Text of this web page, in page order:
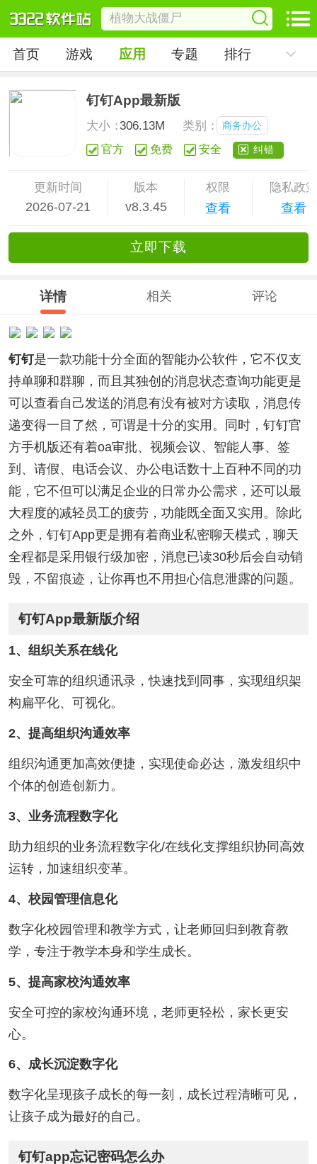
首页 游戏 应用 专题 排行
钉钉App最新版
大小：306.13M 类别： 商务办公
官方 免费 安全 纠错
更新时间
2026-07-21
版本
v8.3.45
权限
查看
隐私政
查看
立即下载
详情 相关 评论
钉钉是一款功能十分全面的智能办公软件，它不仅支
持单聊和群聊，而且其独创的消息状态查询功能更是
可以查看自己发送的消息有没有被对方读取，消息传
递变得一目了然，可谓是十分的实用。同时，钉钉官
方手机版还有着oa审批、视频会议、智能人事、签
到、请假、电话会议、办公电话数十上百种不同的功
能，它不但可以满足企业的日常办公需求，还可以最
大程度的减轻员工的疲劳，功能既全面又实用。除此
之外，钉钉App更是拥有着商业私密聊天模式，聊天
全程都是采用银行级加密，消息已读30秒后会自动销
毁，不留痕迹，让你再也不用担心信息泄露的问题。
钉钉App最新版介绍
1、组织关系在线化
安全可靠的组织通讯录，快速找到同事，实现组织架
构扁平化、可视化。
2、提高组织沟通效率
组织沟通更加高效便捷，实现使命必达，激发组织中
个体的创造创新力。
3、业务流程数字化
助力组织的业务流程数字化/在线化支撑组织协同高效
运转，加速组织变革。
4、校园管理信息化
数字化校园管理和教学方式，让老师回归到教育教
学，专注于教学本身和学生成长。
5、提高家校沟通效率
安全可控的家校沟通环境，老师更轻松，家长更安
心。
6、成长沉淀数字化
数字化呈现孩子成长的每一刻，成长过程清晰可见，
让孩子成为最好的自己。
钉钉app忘记密码怎么办